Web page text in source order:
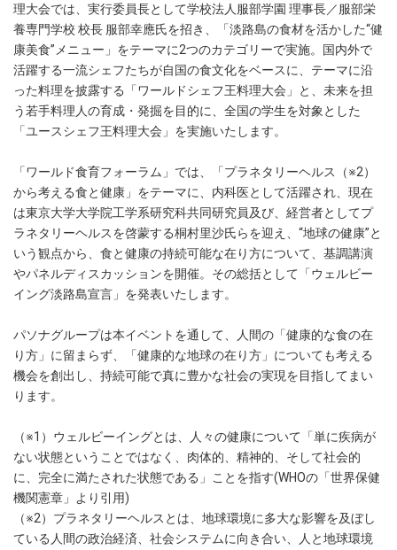
理大会では、実行委員長として学校法人服部学園 理事長／服部栄
養専門学校 校長 服部幸應氏を招き、「淡路島の食材を活かした“健
康美食”メニュー」をテーマに2つのカテゴリーで実施。国内外で
活躍する一流シェフたちが自国の食文化をベースに、テーマに沿
った料理を披露する「ワールドシェフ王料理大会」と、未来を担
う若手料理人の育成・発掘を目的に、全国の学生を対象とした
「ユースシェフ王料理大会」を実施いたします。
「ワールド食育フォーラム」では、「プラネタリーヘルス（※2）
から考える食と健康」をテーマに、内科医として活躍され、現在
は東京大学大学院工学系研究科共同研究員及び、経営者としてプ
ラネタリーヘルスを啓蒙する桐村里沙氏らを迎え、“地球の健康”と
いう観点から、食と健康の持続可能な在り方について、基調講演
やパネルディスカッションを開催。その総括として「ウェルビー
イング淡路島宣言」を発表いたします。
パソナグループは本イベントを通して、人間の「健康的な食の在
り方」に留まらず、「健康的な地球の在り方」についても考える
機会を創出し、持続可能で真に豊かな社会の実現を目指してまい
ります。
（※1）ウェルビーイングとは、人々の健康について「単に疾病が
ない状態ということではなく、肉体的、精神的、そして社会的
に、完全に満たされた状態である」ことを指す(WHOの「世界保健
機関憲章」より引用)
（※2）プラネタリーヘルスとは、地球環境に多大な影響を及ぼし
ている人間の政治経済、社会システムに向き合い、人と地球環境